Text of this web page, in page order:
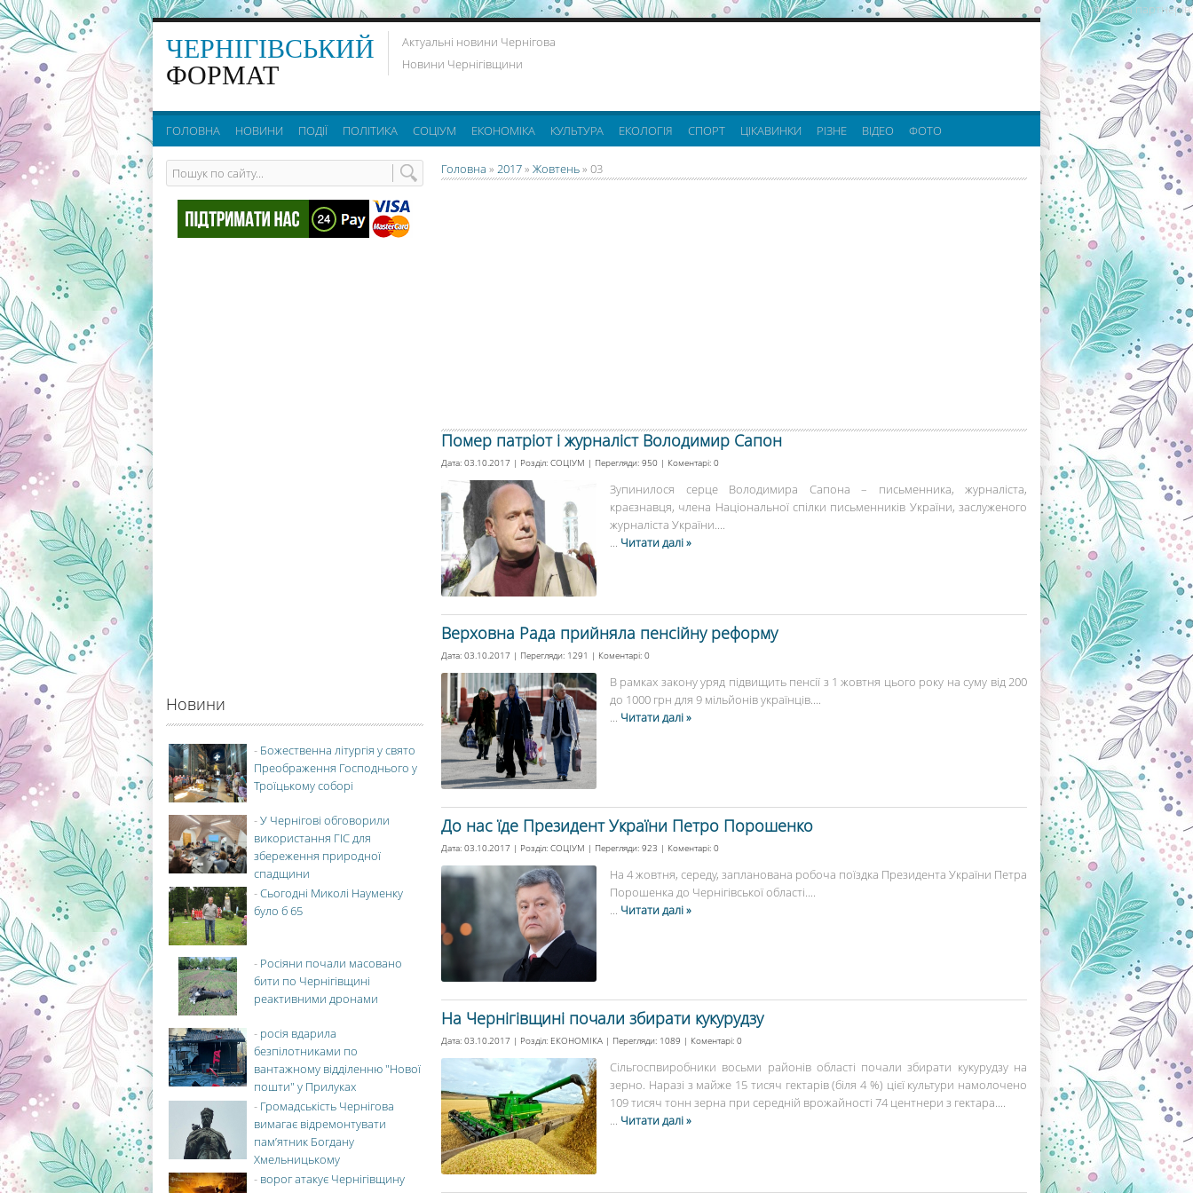
реклама партнерів:
ЧЕРНІГІВСЬКИЙ
ФОРМАТ
Актуальні новини Чернігова
Новини Чернігівщини
ГОЛОВНА НОВИНИ ПОДІЇ ПОЛІТИКА СОЦІУМ ЕКОНОМІКА КУЛЬТУРА ЕКОЛОГІЯ СПОРТ ЦІКАВИНКИ РІЗНЕ ВІДЕО ФОТО
Головна » 2017» Жовтень» 03
Помер патріот і журналіст Володимир Сапон
Дата: 03.10.2017 | Розділ: СОЦІУМ | Перегляди: 950 | Коментарі: 0
Зупинилося серце Володимира Сапона – письменника, журналіста,
краєзнавця, члена Національної спілки письменників України, заслуженого
журналіста України....
... Читати далі »
Верховна Рада прийняла пенсійну реформу
Дата: 03.10.2017 | Перегляди: 1291 | Коментарі: 0
В рамках закону уряд підвищить пенсії з 1 жовтня цього року на суму від 200
до 1000 грн для 9 мільйонів українців....
... Читати далі »
До нас їде Президент України Петро Порошенко
Дата: 03.10.2017 | Розділ: СОЦІУМ | Перегляди: 923 | Коментарі: 0
На 4 жовтня, середу, запланована робоча поїздка Президента України Петра
Порошенка до Чернігівської області....
... Читати далі »
На Чернігівщині почали збирати кукурудзу
Дата: 03.10.2017 | Розділ: ЕКОНОМІКА | Перегляди: 1089 | Коментарі: 0
Сільгоспвиробники восьми районів області почали збирати кукурудзу на
зерно. Наразі з майже 15 тисяч гектарів (біля 4 %) цієї культури намолочено
109 тисяч тонн зерна при середній врожайності 74 центнери з гектара....
... Читати далі »
Новини
- Божественна літургія у свято
Преображення Господнього у
Троїцькому соборі
-У Чернігові обговорили
використання ГІС для
збереження природної
спадщини
-Сьогодні Миколі Науменку
було б 65
- Росіяни почали масовано
бити по Чернігівщині
реактивними дронами
- росія вдарила
безпілотниками по
вантажному відділенню "Нової
пошти" у Прилуках
- Громадськість Чернігова
вимагає відремонтувати
пам’ятник Богдану
Хмельницькому
- ворог атакує Чернігівщину